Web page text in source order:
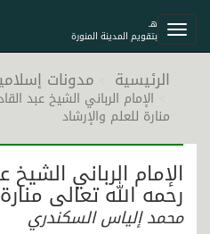
هـ
بتقويم المدينة المنورة
الرئيسية مدونات
الإمام الرباني الشيخ عبد
منارة للعلم والإرشاد
الإمام الرباني الشيخ
رحمه الله تعالى
محمد إلياس السكندري